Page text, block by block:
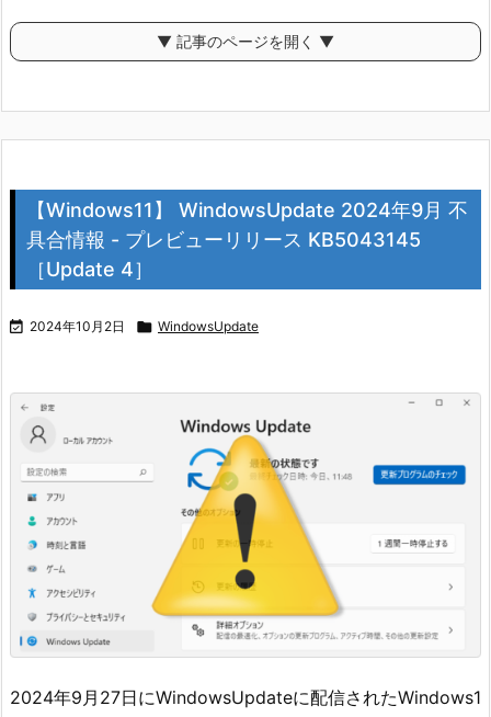
▼ 記事のページを開く ▼
【Windows11】 WindowsUpdate 2024年9月 不
具合情報 - プレビューリリース KB5043145
［Update 4］
 2024年10月2日  WindowsUpdate
2024年9月27日にWindowsUpdateに配信されたWindows1